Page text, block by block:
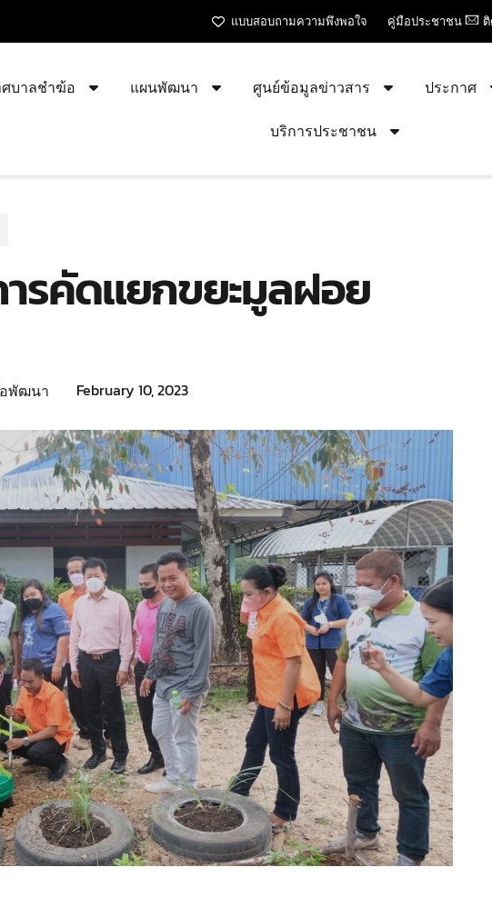
แบบสอบถามความพึงพอใจ คู่มือประชาชน
ศบาลชำฆ้อ แผนพัฒนา ศูนย์ข้อมูลข่าวสาร ประกาศ
บริการประชาชน
รคัดแยกขยะมูลฝอย
พัฒนา February 10, 2023